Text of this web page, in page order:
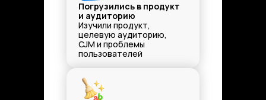
Погрузились в продукт
и аудиторию
Изучили продукт,
целевую аудиторию,
CJM и проблемы
пользователей